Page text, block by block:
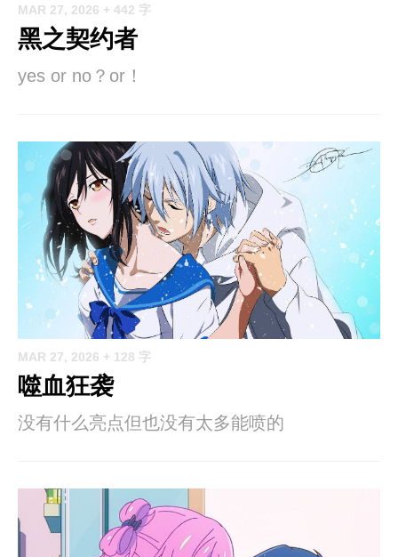
MAR 27, 2026 + 442 字
黑之契约者
yes or no？or！
MAR 27, 2026 + 128 字
噬血狂袭
没有什么亮点但也没有太多能喷的